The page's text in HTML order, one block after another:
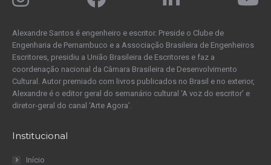
Alexandre Santos é engenheiro e escritor. Preside o Clube de
Engenharia de Pernambuco e a Associação Brasileira de Engenheiros
Escritores, presidiu a União Brasileira de Escritores e faz a
coordenação nacional da Câmara Brasileira de Desenvolvimento
Cultural. Autor premiado com livros publicados no Brasil e no exterior,
Alexandre é o editor geral do semanário cultural ‘A voz do escritor’ e
diretor-geral do canal ‘Arte Agora’.
Institucional
Início